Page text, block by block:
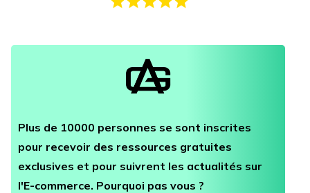
Plus de 10000 personnes se sont inscrites
pour recevoir des ressources gratuites
exclusives et pour suivrent les actualités sur
l'E-commerce. Pourquoi pas vous ?